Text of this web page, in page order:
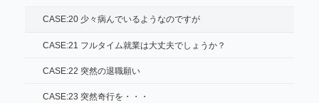
CASE:20 少々病んでいるようなのですが
CASE:21 フルタイム就業は大丈夫でしょうか？
CASE:22 突然の退職願い
CASE:23 突然奇行を・・・